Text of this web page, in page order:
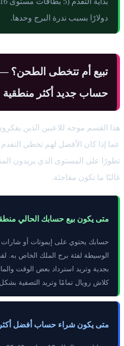
دولارًا بسبب ندرة البرج وحدها.
تبيع أم تتخطى الطحن؟
حساب جديد أكثر منطقية
هذا القسم موجه للاعبين الذين
عما إذا كان الأفضل لهم تخطي
تطورًا على المستوى الذي يريدون
غالبًا ما تكون مفاجئة.
متى يكون بيع حسابك الحالي
حسابك يحتوي على إيموتات أو شارات
الوسيطة لفئة برج الملك الخاص به.
بجدية وتريد استرداد بعض الوقت
كلاش رويال تمامًا وتريد التصفية
متى يكون شراء حساب أفضل